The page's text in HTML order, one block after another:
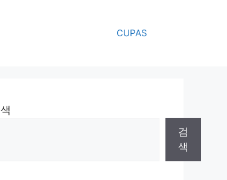
CUPAS
검
색